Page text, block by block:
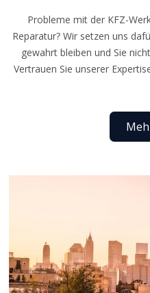
Probleme mit der KFZ-
Reparatur? Wir setzen uns
gewahrt bleiben und Sie
Vertrauen Sie unserer